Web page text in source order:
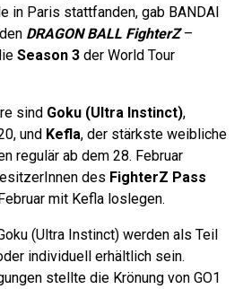
in Paris stattfanden, gab BANDAI
DRAGON BALL FighterZ–
Season 3 der World Tour
sind Goku (Ultra Instinct),
und Kefla, der stärkste weibliche
regulär ab dem 28. Februar
des FighterZ Pass
mit Kefla loslegen.
(Ultra Instinct) werden als Teil
individuell erhältlich sein.
stellte die Krönung von GO1